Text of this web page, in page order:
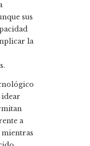
sus
la
idear
a
mientras